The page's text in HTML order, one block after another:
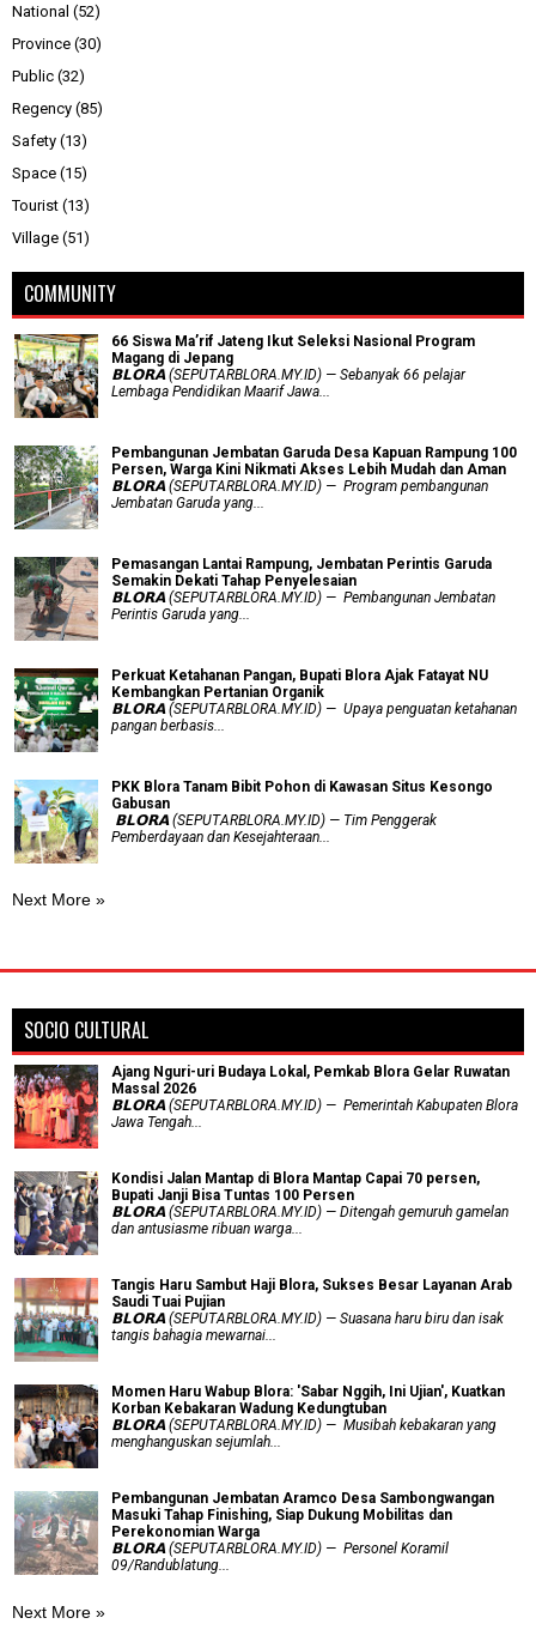
National (52)
Province (30)
Public (32)
Regency (85)
Safety (13)
Space (15)
Tourist (13)
Village (51)
COMMUNITY
66 Siswa Ma’rif Jateng Ikut Seleksi Nasional Program
Magang di Jepang
𝗕𝗟𝗢𝗥𝗔 (SEPUTARBLORA.MY.ID) — Sebanyak 66 pelajar
Lembaga Pendidikan Maarif Jawa...
Pembangunan Jembatan Garuda Desa Kapuan Rampung 100
Persen, Warga Kini Nikmati Akses Lebih Mudah dan Aman
𝗕𝗟𝗢𝗥𝗔 (SEPUTARBLORA.MY.ID) — Program pembangunan
Jembatan Garuda yang...
Pemasangan Lantai Rampung, Jembatan Perintis Garuda
Semakin Dekati Tahap Penyelesaian
𝗕𝗟𝗢𝗥𝗔 (SEPUTARBLORA.MY.ID) — Pembangunan Jembatan
Perintis Garuda yang...
​Perkuat Ketahanan Pangan, Bupati Blora Ajak Fatayat NU
Kembangkan Pertanian Organik
𝗕𝗟𝗢𝗥𝗔 (SEPUTARBLORA.MY.ID) — Upaya penguatan ketahanan
pangan berbasis...
PKK Blora Tanam Bibit Pohon di Kawasan Situs Kesongo
Gabusan
‎ 𝗕𝗟𝗢𝗥𝗔 (SEPUTARBLORA.MY.ID) — Tim Penggerak
Pemberdayaan dan Kesejahteraan...
Next More »
SOCIO CULTURAL
Ajang Nguri-uri Budaya Lokal, Pemkab Blora Gelar Ruwatan
Massal 2026
𝗕𝗟𝗢𝗥𝗔 (SEPUTARBLORA.MY.ID) — Pemerintah Kabupaten Blora
Jawa Tengah...
Kondisi Jalan Mantap di Blora Mantap Capai 70 persen,
Bupati Janji Bisa Tuntas 100 Persen
𝗕𝗟𝗢𝗥𝗔 (SEPUTARBLORA.MY.ID) — Ditengah gemuruh gamelan
dan antusiasme ribuan warga...
Tangis Haru Sambut Haji Blora, Sukses Besar Layanan Arab
Saudi Tuai Pujian
𝗕𝗟𝗢𝗥𝗔 (SEPUTARBLORA.MY.ID) — Suasana haru biru dan isak
tangis bahagia mewarnai...
Momen Haru Wabup Blora: ​'Sabar Nggih, Ini Ujian', Kuatkan
Korban Kebakaran Wadung Kedungtuban
𝗕𝗟𝗢𝗥𝗔 (SEPUTARBLORA.MY.ID) — Musibah kebakaran yang
menghanguskan sejumlah...
Pembangunan Jembatan Aramco Desa Sambongwangan
Masuki Tahap Finishing, Siap Dukung Mobilitas dan
Perekonomian Warga
𝗕𝗟𝗢𝗥𝗔 (SEPUTARBLORA.MY.ID) — Personel Koramil
09/Randublatung...
Next More »